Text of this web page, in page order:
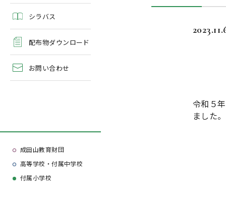
シラバス
配布物ダウンロード
お問い合わせ
成田山教育財団
高等学校・付属中学校
付属小学校
令和５
ました。